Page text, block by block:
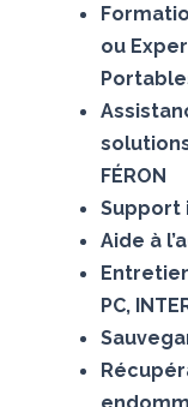
ou
FÉRON
Support
Aide à
PC,